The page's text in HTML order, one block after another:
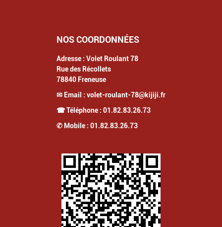
NOS COORDONNÉES
Adresse : Volet Roulant 78
Rue des Récollets
78840 Freneuse
✉ Email : volet-roulant-78@kijiji.fr
☎ Téléphone : 01.82.83.26.73
✆ Mobile : 01.82.83.26.73